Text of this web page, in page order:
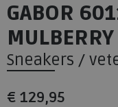
GABOR
MULBERRY
Sneakers /
€ 129,95